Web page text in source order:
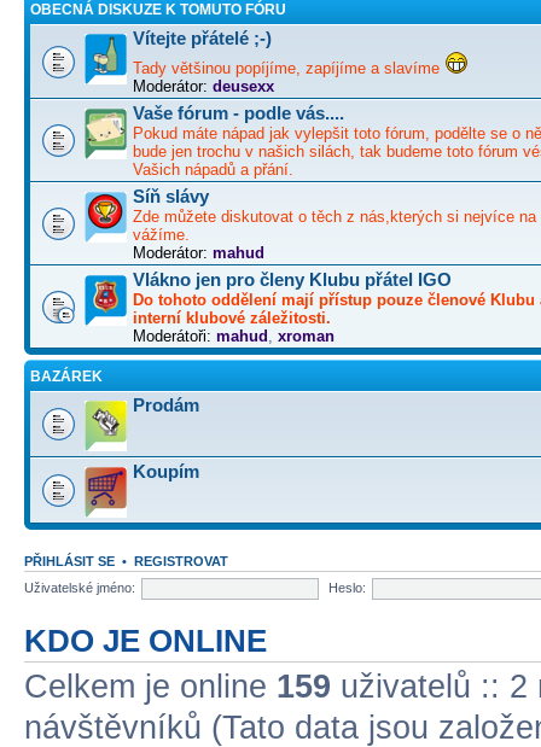
OBECNÁ DISKUZE K TOMUTO FÓRU
Vítejte přátelé ;-)
Tady většinou popíjíme, zapíjíme a slavíme
Moderátor: deusexx
Vaše fórum - podle vás....
Pokud máte nápad jak vylepšit toto fórum, podělte se o
bude jen trochu v našich silách, tak budeme toto fórum
Vašich nápadů a přání.
Síň slávy
Zde můžete diskutovat o těch z nás,kterých si nejvíce na
vážíme.
Moderátor: mahud
Vlákno jen pro členy Klubu přátel IGO
Do tohoto oddělení mají přístup pouze členové Klubu
interní klubové záležitosti.
Moderátoři: mahud xroman
BAZÁREK
Prodám
Koupím
PŘIHLÁSIT SE • REGISTROVAT
Uživatelské jméno:
Heslo:
KDO JE ONLINE
Celkem je online 159 uživatelů :: 2
návštěvníků (Tato data jsou